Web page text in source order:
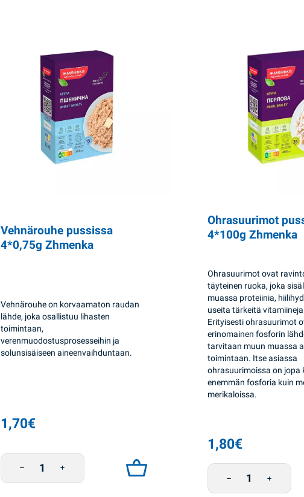
Vehnärouhe pussissa
4*0,75g Zhmenka
Vehnärouhe on korvaamaton raudan
lähde, joka osallistuu lihasten
toimintaan,
verenmuodostusprosesseihin ja
solunsisäiseen aineenvaihduntaan.
1,70€
Vehnärouhe pussissa 4*0,75g Zhmenka määrä
Ohrasuurimot
4*100g Zhmenka
Ohrasuurimot ovat
täyteinen ruoka, joka
muassa proteiinia,
useita tärkeitä
Erityisesti ohrasuurimot
erinomainen fosforin
tarvitaan muun muassa
toimintaan. Itse asiassa
ohrasuurimoissa on jopa
enemmän fosforia kuin
merikaloissa.
1,80€
Ohrasuurimot